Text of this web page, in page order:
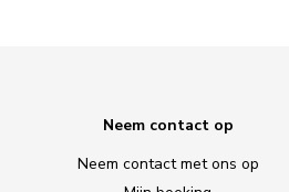
Neem contact op
Neem contact met ons op